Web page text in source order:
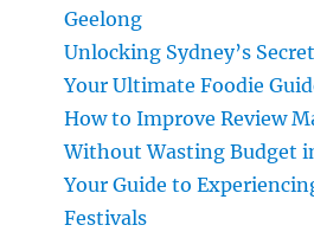
Geelong
Unlocking Sydney’s
Your Ultimate Foodie
How to Improve Review
Without Wasting Budget
Your Guide to
Festivals